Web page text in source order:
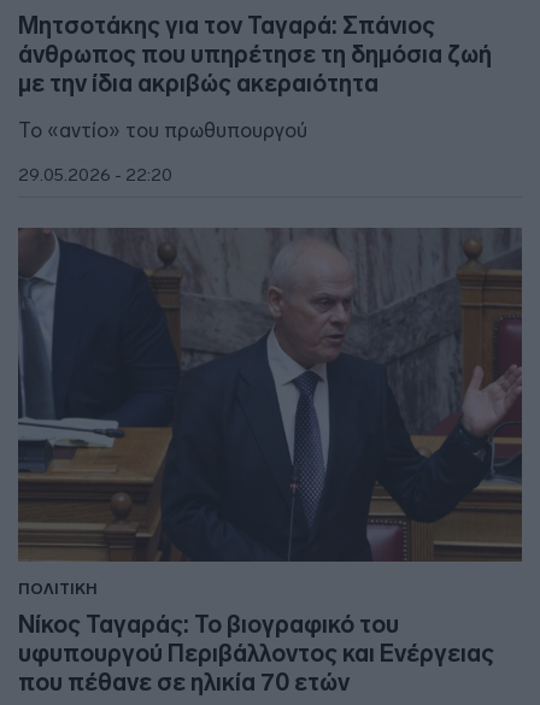
Μητσοτάκης για τον Ταγαρά: Σπάνιος
άνθρωπος που υπηρέτησε τη δημόσια ζωή
με την ίδια ακριβώς ακεραιότητα
Το «αντίο» του πρωθυπουργού
29.05.2026 - 22:20
ΠΟΛΙΤΙΚΗ
Νίκος Ταγαράς: Το βιογραφικό του
υφυπουργού Περιβάλλοντος και Ενέργειας
που πέθανε σε ηλικία 70 ετών